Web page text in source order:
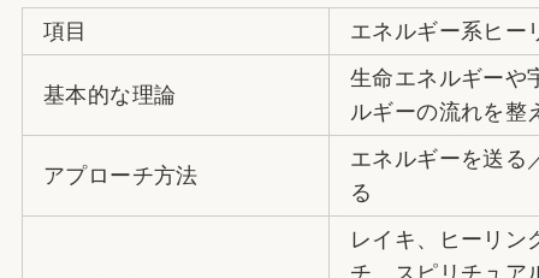
項目 エネルギー系ヒー
基本的な理論
生命エネルギーや
ルギーの流れを整
アプローチ方法
エネルギーを送る
る
レイキ、ヒーリン
チ、スピリチュア